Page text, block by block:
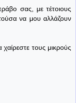
σας, με τέτοιους
να μου αλλάζουν
χαίρεστε τους μικρούς